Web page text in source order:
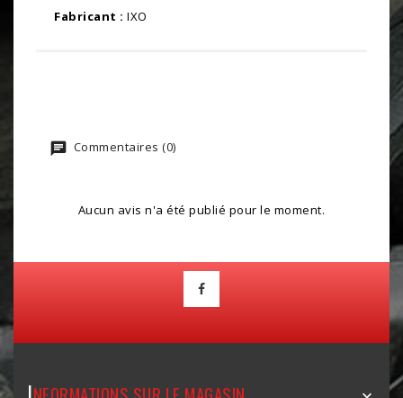
Fabricant : IXO
Commentaires (0)
Aucun avis n'a été publié pour le moment.